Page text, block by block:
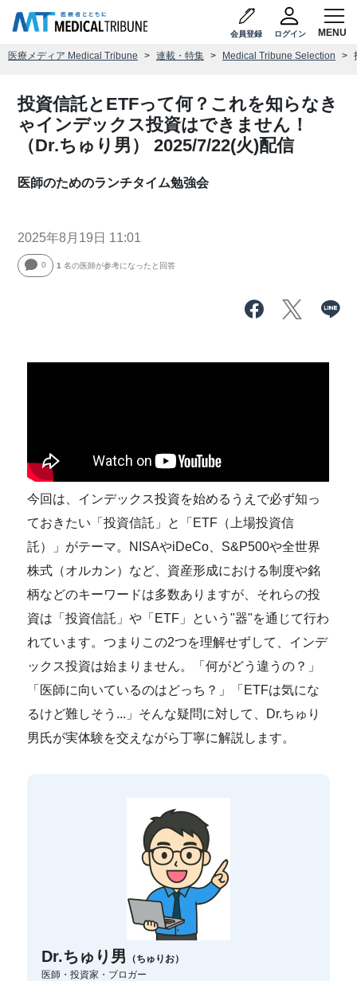
会員登録 ログイン
医療メディア Medical Tribune 連載・特集 Medical Tribune Selection
投資信託とETFって何？これを知らなき
ゃインデックス投資はできません！
（Dr.ちゅり男） 2025/7/22(火)配信
医師のためのランチタイム勉強会
2025年8月19日 11:01
0 1 名の医師が参考になったと回答
今回は、インデックス投資を始めるうえで必ず知っ
ておきたい「投資信託」と「ETF（上場投資信
託）」がテーマ。NISAやiDeCo、S&P500や全世界
株式（オルカン）など、資産形成における制度や銘
柄などのキーワードは多数ありますが、それらの投
資は「投資信託」や「ETF」という"器"を通じて行わ
れています。つまりこの2つを理解せずして、インデ
ックス投資は始まりません。「何がどう違うの？」
「医師に向いているのはどっち？」「ETFは気にな
るけど難しそう...」そんな疑問に対して、Dr.ちゅり
男氏が実体験を交えながら丁寧に解説します。
Dr.ちゅり男
（ちゅりお）
医師・投資家・ブロガー